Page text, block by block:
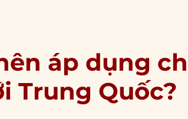
áp dụng
Trung Quốc?